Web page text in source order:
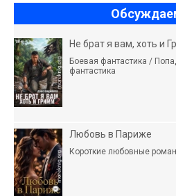
Не брат я вам, хоть и
Боевая фантастика /
фантастика
Любовь в Париже
Короткие любовные